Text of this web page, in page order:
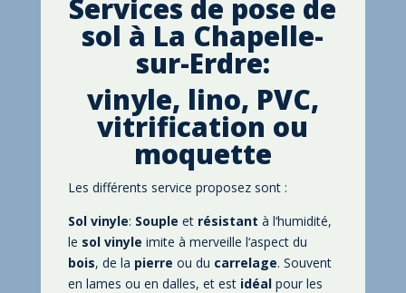
Services de pose de
sol à La Chapelle-
sur-Erdre:
vinyle, lino, PVC,
vitrification ou
moquette
Les différents service proposez sont :
Sol vinyle: Souple et résistant à l‘humidité,
le sol vinyle imite à merveille l‘aspect du
bois, de la pierre ou du carrelage. Souvent
en lames ou en dalles, et est idéalpour les